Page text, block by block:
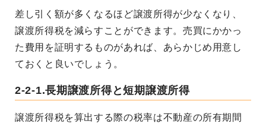
差し引く額が多くなるほど譲渡所得が少なくなり、
譲渡所得税を減らすことができます。売買にかかっ
た費用を証明するものがあれば、あらかじめ用意し
ておくと良いでしょう。
2-2-1.長期譲渡所得と短期譲渡所得
譲渡所得税を算出する際の税率は不動産の所有期間